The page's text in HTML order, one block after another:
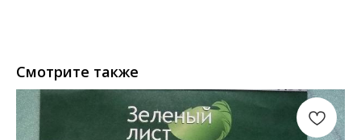
Смотрите также